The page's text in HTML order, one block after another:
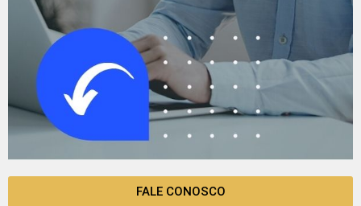
FALE CONOSCO